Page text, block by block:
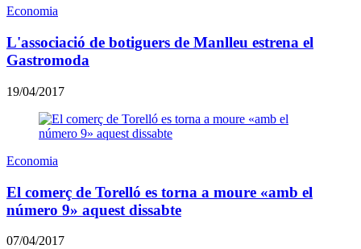
Economia
L'associació de botiguers de Manlleu estrena el
Gastromoda
19/04/2017
Economia
El comerç de Torelló es torna a moure «amb el
número 9» aquest dissabte
07/04/2017